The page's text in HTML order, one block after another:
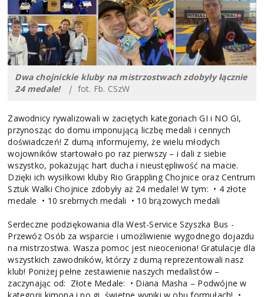
Dwa chojnickie kluby na mistrzostwach zdobyły łącznie
24 medale!| fot. Fb. CSzW
Zawodnicy rywalizowali w zaciętych kategoriach GI i NO GI,
przynosząc do domu imponującą liczbę medali i cennych
doświadczeń! Z dumą informujemy, że wielu młodych
wojowników startowało po raz pierwszy – i dali z siebie
wszystko, pokazując hart ducha i nieustępliwość na macie.
Dzięki ich wysiłkowi kluby Rio Grappling Chojnice oraz Centrum
Sztuk Walki Chojnice zdobyły aż 24 medale! W tym: • 4 złote
medale • 10 srebrnych medali • 10 brązowych medali
Serdeczne podziękowania dla West-Service Szyszka Bus -
Przewóz Osób za wsparcie i umożliwienie wygodnego dojazdu
na mistrzostwa. Wasza pomoc jest nieoceniona! Gratulacje dla
wszystkich zawodników, którzy z dumą reprezentowali nasz
klub! Poniżej pełne zestawienie naszych medalistów –
zaczynając od: Złote Medale: • Diana Masha – Podwójne w